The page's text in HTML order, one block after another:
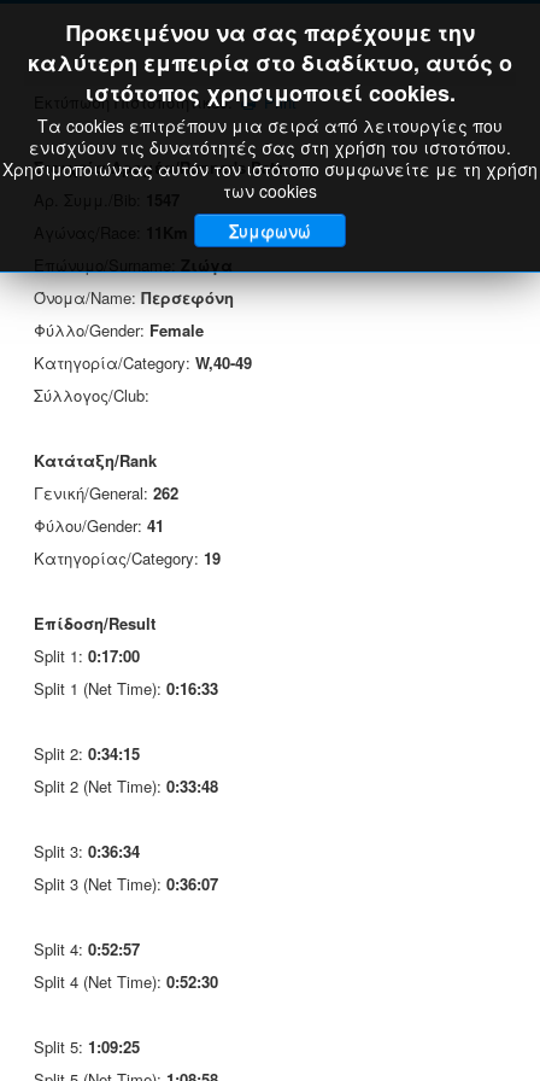
Εκτύπωση Πιστοποιητικού: Print
Στοιχεία Δρομέα/Runner's Data
Όνομα/Name:Περσεφόνη
Φύλλο/Gender: Female
Κατηγορία/Category: W,40-49
Σύλλογος/Club:
Κατάταξη/Rank
Γενική/General: 262
Φύλου/Gender: 41
Κατηγορίας/Category: 19
Επίδοση/Result
Split 1: 0:17:00
Split 1 (Net Time): 0:16:33
Split 2: 0:34:15
Split 2 (Net Time): 0:33:48
Split 3: 0:36:34
Split 3 (Net Time): 0:36:07
Split 4: 0:52:57
Split 4 (Net Time): 0:52:30
Split 5: 1:09:25
Προκειμένου να σας παρέχουμε την
καλύτερη εμπειρία στο διαδίκτυο, αυτός ο
ιστότοπος χρησιμοποιεί cookies.
Τα cookies επιτρέπουν μια σειρά από λειτουργίες που
ενισχύουν τις δυνατότητές σας στη χρήση του ιστοτόπου.
Χρησιμοποιώντας αυτόν τον ιστότοπο συμφωνείτε με τη χρήση
των cookies
Συμφωνώ